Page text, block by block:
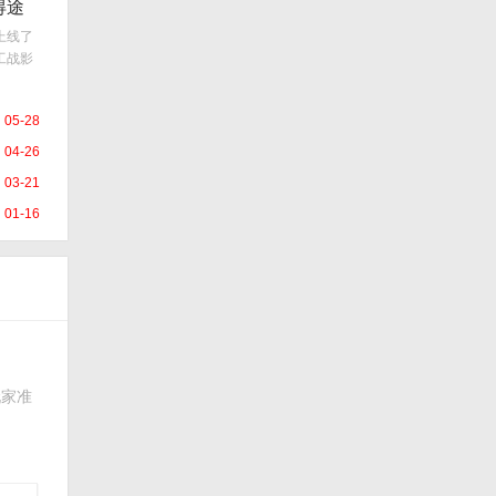
途
线了
战影
05-28
04-26
03-21
01-16
准